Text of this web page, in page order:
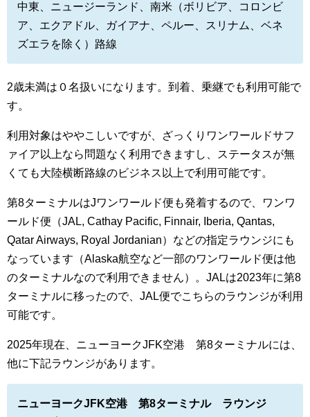
中東、ニュージーランド、南米（ボリビア、コロンビ
ア、エクアドル、ガイアナ、ペルー、スリナム、ベネ
ズエラを除く）路線
2歳未満は０名扱いになります。到着、乗継でも利用可能で
す。
利用対象はややこしいですが、ざっくりワンワールドサフ
ァイア以上なら問題なく利用できますし、ステータスが無
くても大陸横断路線のビジネス以上で利用可能です。
第8ターミナルはJワンワールド便も発着するので、ワンワ
ールド便（JAL, Cathay Pacific, Finnair, Iberia, Qantas,
Qatar Airways, Royal Jordanian）などの指定ラウンジにも
なっています（Alaska航空など一部のワンワールド便は他
のターミナルなので利用できません）。JALは2023年に第8
ターミナルに移ったので、JAL便でこちらのラウンジが利用
可能です。
2025年現在、ニューヨークJFK空港 第8ターミナルには、
他に下記ラウンジがあります。
ニューヨークJFK空港 第8ターミナル ラウンジ